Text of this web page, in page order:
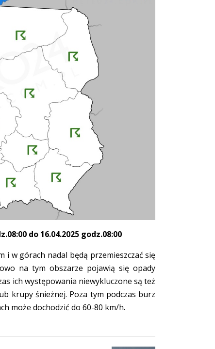
do 16.04.2025 godz.08:00
i w górach nadal będą przemieszczać się
na tym obszarze pojawią się opady
ich występowania niewykluczone są też
krupy śnieżnej. Poza tym podczas burz
może dochodzić do 60-80 km/h.